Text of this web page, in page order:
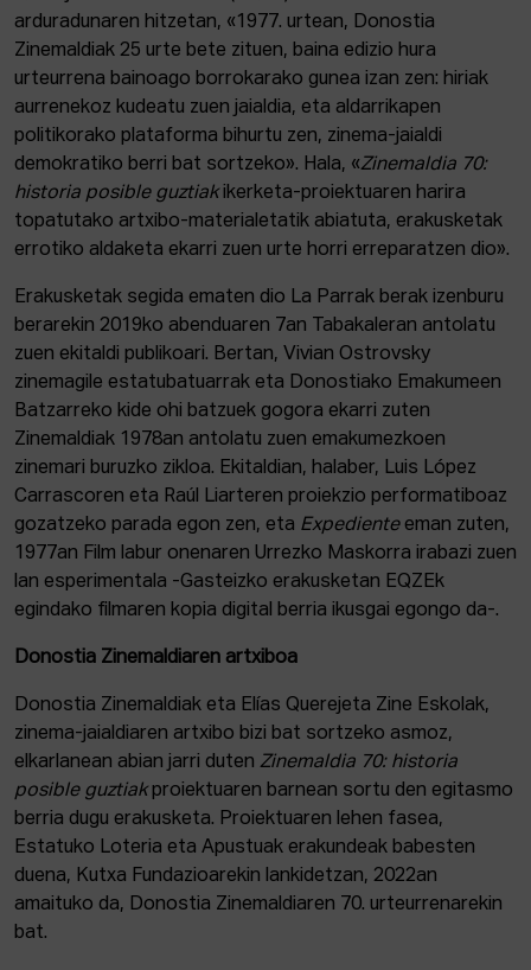
arduradunaren hitzetan, «1977. urtean, Donostia
Zinemaldiak 25 urte bete zituen, baina edizio hura
urteurrena bainoago borrokarako gunea izan zen: hiriak
aurrenekoz kudeatu zuen jaialdia, eta aldarrikapen
politikorako plataforma bihurtu zen, zinema-jaialdi
demokratiko berri bat sortzeko». Hala, «Zinemaldia 70:
historia posible guztiakikerketa-proiektuaren harira
topatutako artxibo-materialetatik abiatuta, erakusketak
errotiko aldaketa ekarri zuen urte horri erreparatzen dio».
Erakusketak segida ematen dio La Parrak berak izenburu
berarekin 2019ko abenduaren 7an Tabakaleran antolatu
zuen ekitaldi publikoari. Bertan, Vivian Ostrovsky
zinemagile estatubatuarrak eta Donostiako Emakumeen
Batzarreko kide ohi batzuek gogora ekarri zuten
Zinemaldiak 1978an antolatu zuen emakumezkoen
zinemari buruzko zikloa. Ekitaldian, halaber, Luis López
Carrascoren eta Raúl Liarteren proiekzio performatiboaz
gozatzeko parada egon zen, eta Expedienteeman zuten,
1977an Film labur onenaren Urrezko Maskorra irabazi zuen
lan esperimentala -Gasteizko erakusketan EQZEk
egindako filmaren kopia digital berria ikusgai egongo da-.
Donostia Zinemaldiaren artxiboa
Donostia Zinemaldiak eta Elías Querejeta Zine Eskolak,
zinema-jaialdiaren artxibo bizi bat sortzeko asmoz,
elkarlanean abian jarri duten Zinemaldia 70: historia
posible guztiakproiektuaren barnean sortu den egitasmo
berria dugu erakusketa. Proiektuaren lehen fasea,
Estatuko Loteria eta Apustuak erakundeak babesten
duena, Kutxa Fundazioarekin lankidetzan, 2022an
amaituko da, Donostia Zinemaldiaren 70. urteurrenarekin
bat.